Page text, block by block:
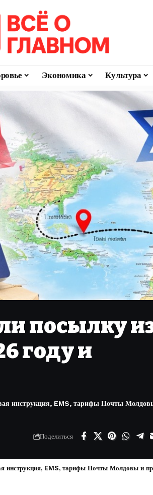
Экономика Культура
посылку
году и
инструкция, EMS, тарифы Почты
Поделиться
инструкция, EMS, тарифы Почты Молдовы и